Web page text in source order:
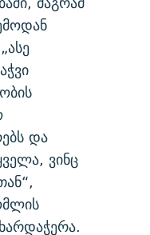
და
ვინც